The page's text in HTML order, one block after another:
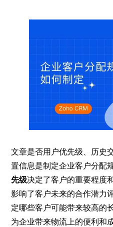
文章是否用户优先级、历史
置信息是制定企业客户分配
先级决定了客户的重要程度
影响了客户未来的合作潜力
定哪些客户可能带来较高的
为企业带来物流上的便利和